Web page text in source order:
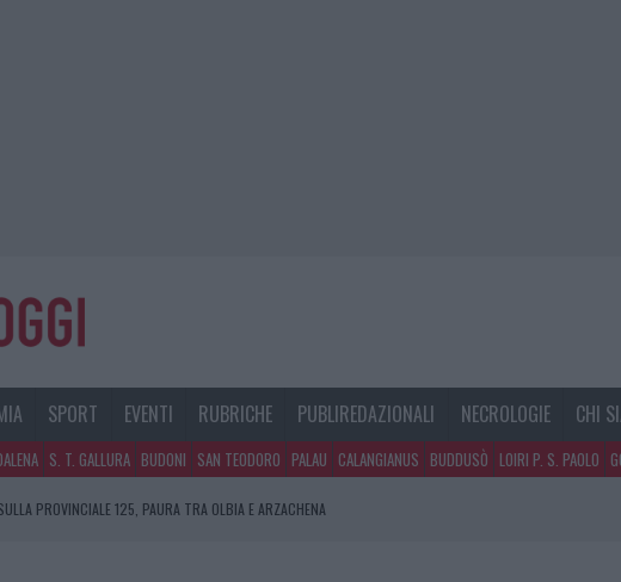
SPORT EVENTI RUBRICHE PUBLIREDAZIONALI NECROLOGIE CHI
S. T. GALLURA BUDONI SAN TEODORO PALAU CALANGIANUS BUDDUSÒ LOIRI P. S. PAOLO
PROVINCIALE 125, PAURA TRA OLBIA E ARZACHENA